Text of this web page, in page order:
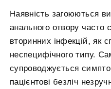
Наявність загоюються
анального отвору часто
вторинних інфекцій, як
неспецифічного типу.
супроводжується
пацієнтові безліч